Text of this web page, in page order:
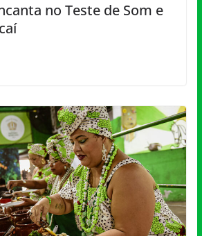
no Teste de Som e